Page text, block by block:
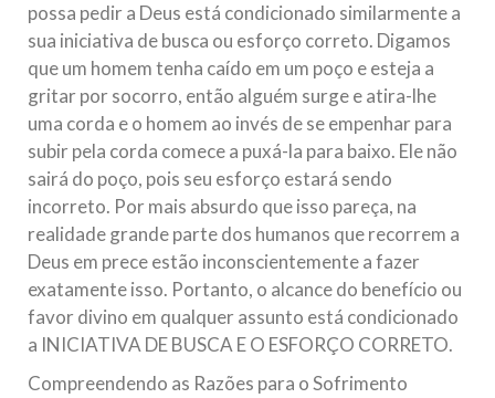
possa pedir a Deus está condicionado similarmente a
sua iniciativa de busca ou esforço correto. Digamos
que um homem tenha caído em um poço e esteja a
gritar por socorro, então alguém surge e atira-lhe
uma corda e o homem ao invés de se empenhar para
subir pela corda comece a puxá-la para baixo. Ele não
sairá do poço, pois seu esforço estará sendo
incorreto. Por mais absurdo que isso pareça, na
realidade grande parte dos humanos que recorrem a
Deus em prece estão inconscientemente a fazer
exatamente isso. Portanto, o alcance do benefício ou
favor divino em qualquer assunto está condicionado
a INICIATIVA DE BUSCA E O ESFORÇO CORRETO.
Compreendendo as Razões para o Sofrimento